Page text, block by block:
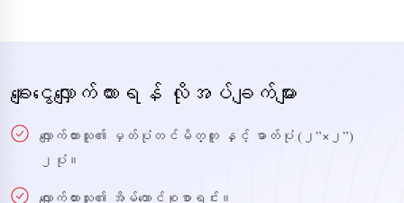
ချေးငွေလျှောက်ထားရန် လိုအပ်ချက်များ
လျှောက်ထားသူ၏ မှတ်ပုံတင်မိတ္တူ နှင့် ဓာတ်ပုံ (၂”×၂”)
၂ပုံ။
လျှောက်ထားသူ၏ အိမ်ထောင်စုစာရင်း။